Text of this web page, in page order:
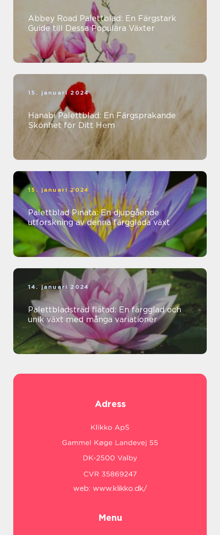
Abbey Road Palettblad: En Färgstark
Guide till Dessa Populära Växter
15. januari 2024
Hanabi Palettblad: En Färgsprakande
Skönhet för Ditt Hem
15. januari 2024
Palettblad Pinata: En djupgående
utforskning av denna färgglada växt
14. januari 2024
Palettbladsträd flätad: En färgglad och
unik växt med många variationer
Adress
web: www.klikko.dk/
Menu